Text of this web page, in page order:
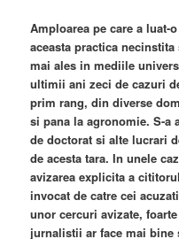
Amploarea pe care a luat-
aceasta practica
mai ales in mediile
ultimii ani zeci de cazuri
prim rang, din diverse
si pana la agronomie. S-a
de doctorat si alte lucrari
de acesta tara. In unele
avizarea explicita a
invocat de catre cei
unor cercuri avizate,
jurnalistii ar face mai bine